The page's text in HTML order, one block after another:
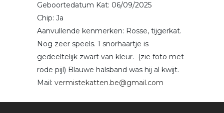
Geboortedatum Kat: 06/09/2025
Chip: Ja
Aanvullende kenmerken: Rosse, tijgerkat.
Nog zeer speels. 1 snorhaartje is
gedeeltelijk zwart van kleur. (zie foto met
rode pijl) Blauwe halsband was hij al kwijt.
Mail: vermistekatten.be@gmail.com